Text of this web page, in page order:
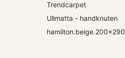
Trendcarpet
Ullmatta - handknuten
hamilton.beige.200x290